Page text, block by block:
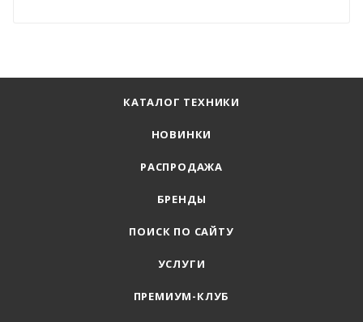
КАТАЛОГ ТЕХНИКИ
НОВИНКИ
РАСПРОДАЖА
БРЕНДЫ
ПОИСК ПО САЙТУ
УСЛУГИ
ПРЕМИУМ-КЛУБ